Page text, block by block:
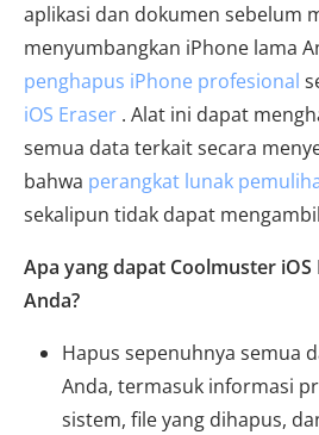
aplikasi dan dokumen sebelum
menyumbangkan iPhone lama
penghapus iPhone profesional
iOS Eraser . Alat ini dapat
semua data terkait secara
bahwa perangkat lunak
sekalipun tidak dapat
Apa yang dapat Coolmuster
Anda?
Hapus sepenuhnya semua
Anda, termasuk informasi
sistem, file yang dihapus,